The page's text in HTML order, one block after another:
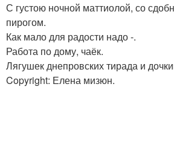
С густою ночной маттиолой, со
пирогом.
Как мало для радости надо -.
Работа по дому, чаёк.
Лягушек днепровских тирада и
Copyright: Елена мизюн.